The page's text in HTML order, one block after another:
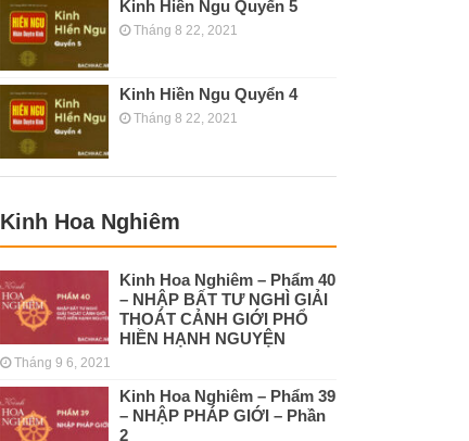
Kinh Hiền Ngu Quyển 5
Tháng 8 22, 2021
Kinh Hiền Ngu Quyển 4
Tháng 8 22, 2021
Kinh Hoa Nghiêm
Kinh Hoa Nghiêm – Phẩm 40
– NHẬP BẤT TƯ NGHÌ GIẢI
THOÁT CẢNH GIỚI PHỔ
HIỀN HẠNH NGUYỆN
Tháng 9 6, 2021
Kinh Hoa Nghiêm – Phẩm 39
– NHẬP PHÁP GIỚI – Phần
2